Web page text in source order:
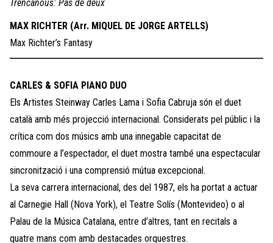
Trencanous: Pas de deux
MAX RICHTER (Arr. MIQUEL DE JORGE ARTELLS)
Max Richter’s Fantasy
CARLES & SOFIA PIANO DUO
Els Artistes Steinway Carles Lama i Sofia Cabruja són el duet
català amb més projecció internacional. Considerats pel públic i la
crítica com dos músics amb una innegable capacitat de
commoure a l’espectador, el duet mostra també una espectacular
sincronització i una comprensió mútua excepcional.
La seva carrera internacional, des del 1987, els ha portat a actuar
al Carnegie Hall (Nova York), el Teatre Solís (Montevideo) o al
Palau de la Música Catalana, entre d’altres, tant en recitals a
quatre mans com amb destacades orquestres.